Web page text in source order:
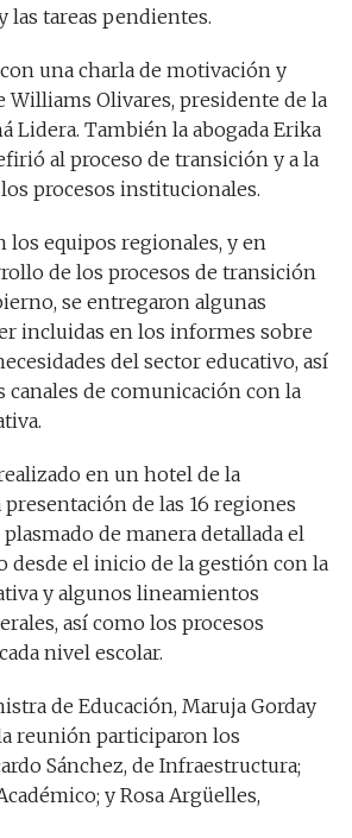
las tareas pendientes.
una charla de motivación y
Williams Olivares, presidente de la
Lidera. También la abogada Erika
al proceso de transición y a la
procesos institucionales.
los equipos regionales, y en
de los procesos de transición
se entregaron algunas
incluidas en los informes sobre
del sector educativo, así
de comunicación con la
en un hotel de la
presentación de las 16 regiones
de manera detallada el
desde el inicio de la gestión con la
y algunos lineamientos
así como los procesos
nivel escolar.
de Educación, Maruja Gorday
reunión participaron los
Sánchez, de Infraestructura;
y Rosa Argüelles,